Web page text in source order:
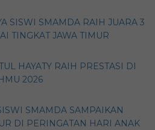
SISWI SMAMDA RAIH JUARA 3
TINGKAT JAWA TIMUR
HAYATY RAIH PRESTASI DI
2026
SMAMDA SAMPAIKAN
DI PERINGATAN HARI ANAK